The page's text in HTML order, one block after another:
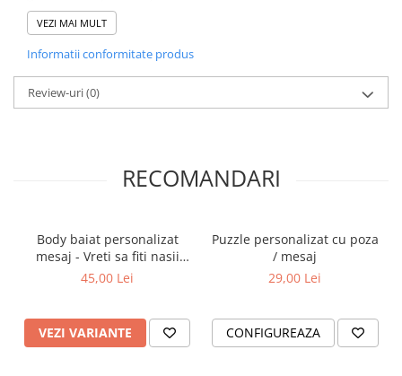
sa ne scrieti.
Daca sunteti multumiti de produsele noastre nu ezita sa
lasi un mesaj pe aceasta pagina.
au doar caracter de prezentare si pot diferi in functie de
ecran, monitor, luminozitare, contrast etc.
VEZI MAI MULT
Informatii conformitate produs
Review-uri(0)
RECOMANDARI
Body baiat personalizat
mesaj - Vreti sa fiti nasii
mei?
45,00 Lei
VEZI VARIANTE
Puzzle personalizat cu poza
/ mesaj
29,00 Lei
CONFIGUREAZA